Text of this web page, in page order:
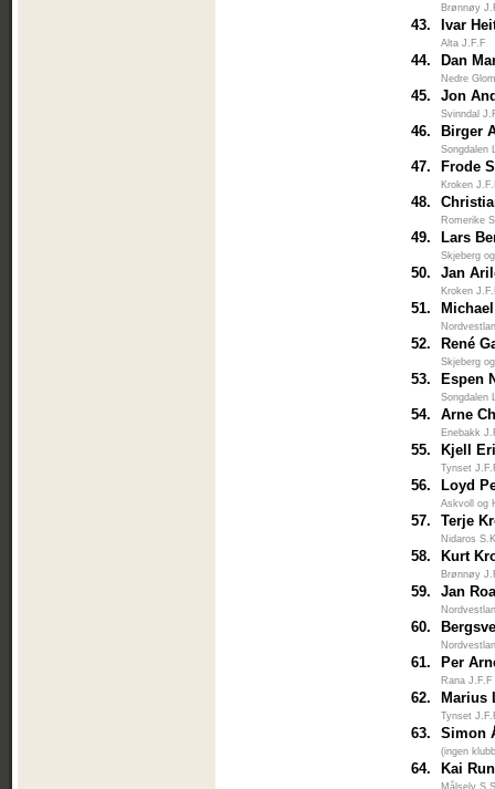
Brønnøy
43. Ivar
Alta J.F.F
44. Dan
Nedre
45. Jon
Svinndal
46. Birger
Songdalen
47. Frode
Kroken
48.
Romerike
49. Lars
Skjeberg
50. Jan
Kroken
51.
52. René
Skjeberg
53. Espen
Songdalen
54. Arne
Enebakk
55. Kjell
Tynset
56. Loyd
Askvoll og
57. Terje
Nidaros
58. Kurt
Brønnøy
59. Jan
60.
61. Per
Rana J.F.F
62. Marius
Tynset
63. Simon
(ingen
64. Kai